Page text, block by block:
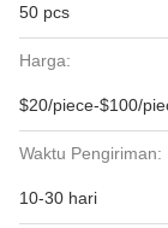
50 pcs
Harga:
$20/piece-$100/
Waktu Pengiriman:
10-30 hari